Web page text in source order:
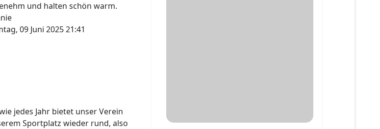
und halten schön warm.
09 Juni 2025 21:41
jedes Jahr bietet unser Verein
Sportplatz wieder rund, also